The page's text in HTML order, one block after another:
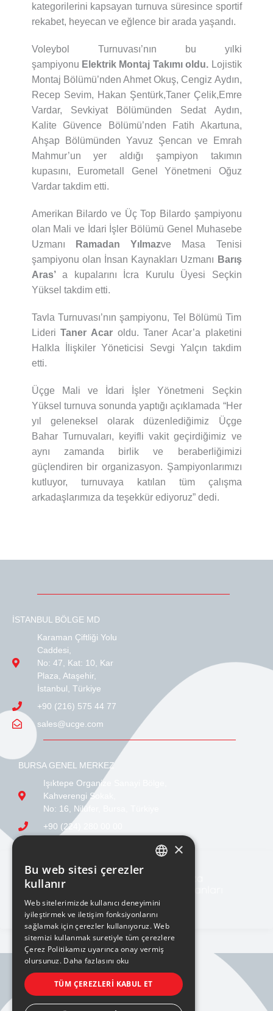
kategorilerini kapsayan turnuva süresince sportif
rekabet, heyecan ve eğlence bir arada yaşandı.
Voleybol Turnuvası’nın bu yılki
şampiyonu Elektrik Montaj Takımıoldu. Lojistik
Montaj Bölümü’nden Ahmet Okuş, Cengiz Aydın,
Recep Sevim, Hakan Şentürk,Taner Çelik,Emre
Vardar, Sevkiyat Bölümünden Sedat Aydın,
Kalite Güvence Bölümü’nden Fatih Akartuna,
Ahşap Bölümünden Yavuz Şencan ve Emrah
Mahmur’un yer aldığı şampiyon takımın
kupasını, Eurometall Genel Yönetmeni Oğuz
Vardar takdim etti.
Amerikan Bilardo ve Üç Top Bilardo şampiyonu
olan Mali ve İdari İşler Bölümü Genel Muhasebe
Uzmanı
Ramadan Yılmazve Masa Tenisi
şampiyonu olan İnsan Kaynakları Uzmanı Barış
Aras’ a kupalarını İcra Kurulu Üyesi Seçkin
Yüksel takdim etti.
Tavla Turnuvası’nın şampiyonu, Tel Bölümü Tim
LideriTaner Acaroldu. Taner Acar’a plaketini
Halkla İlişkiler Yöneticisi Sevgi Yalçın takdim
etti.
Üçge Mali ve İdari İşler Yönetmeni Seçkin
Yüksel turnuva sonunda yaptığı açıklamada “Her
yıl geleneksel olarak düzenlediğimiz Üçge
Bahar Turnuvaları, keyifli vakit geçirdiğimiz ve
aynı zamanda birlik ve beraberliğimizi
güçlendiren bir organizasyon. Şampiyonlarımızı
kutluyor, turnuvaya katılan tüm çalışma
arkadaşlarımıza da teşekkür ediyoruz” dedi.
BURSA GENEL MERKEZ
Işıktepe Organize Sanayi Bölge,
Kahverengi Sokak,
No: 16, Nilüfer, Bursa, Türkiye
+90 (224) 280 00 00
İSTANBUL BÖLGE MD
Karaman Çiftliği Yolu
Caddesi,
No: 47, Kat: 10, Kar
Plaza, Ataşehir,
İstanbul, Türkiye
+90 (216) 575 44 77
sales@ucge.com
KVKK AYDINLATMA METNİ
BILGI TOPLUMU HIZMETLERI
×
Bu web sitesi çerezler
kullanır
Web sitelerimizde kullanıcı deneyimini
iyileştirmek ve iletişim fonksiyonlarını
sağlamak için çerezler kullanıyoruz. Web
sitemizi kullanmak suretiyle tüm çerezlere
Çerez Politikamız uyarınca onay vermiş
olursunuz. Daha fazlasını oku
TÜM ÇEREZLERI KABUL ET